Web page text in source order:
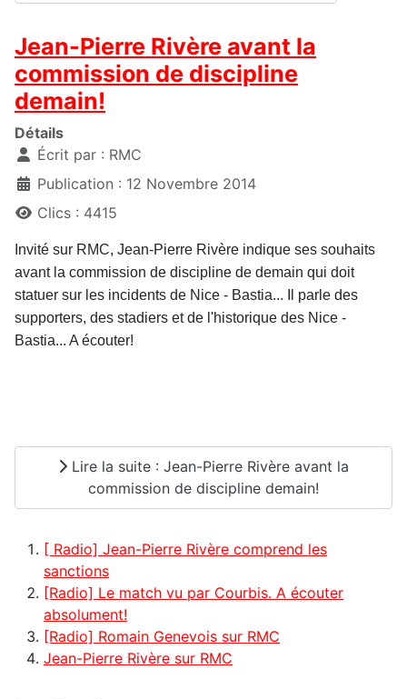
Jean-Pierre Rivère avant la
commission de discipline
demain!
Détails
Écrit par : RMC
Publication : 12 Novembre 2014
Clics : 4415
Invité sur RMC, Jean-Pierre Rivère indique ses souhaits
avant la commission de discipline de demain qui doit
statuer sur les incidents de Nice - Bastia... Il parle des
supporters, des stadiers et de l'historique des Nice -
Bastia... A écouter!
Lire la suite : Jean-Pierre Rivère avant la
commission de discipline demain!
[ Radio] Jean-Pierre Rivère comprend les
sanctions
[Radio] Le match vu par Courbis. A écouter
absolument!
[Radio] Romain Genevois sur RMC
Jean-Pierre Rivère sur RMC